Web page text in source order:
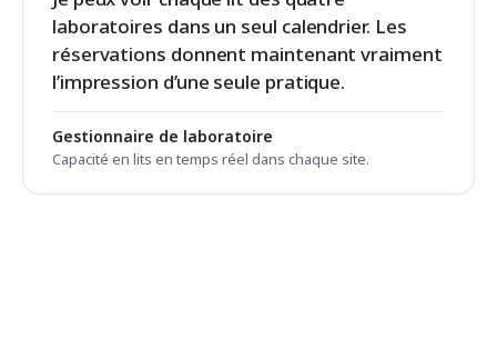
laboratoires dans un seul calendrier. Les
réservations donnent maintenant vraiment
l’impression d’une seule pratique.
Gestionnaire de laboratoire
Capacité en lits en temps réel dans chaque site.